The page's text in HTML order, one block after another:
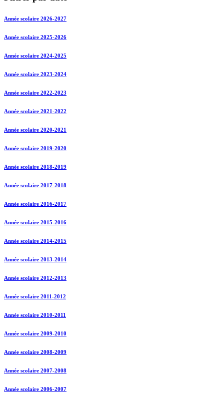
Année scolaire 2026-2027
Année scolaire 2025-2026
Année scolaire 2024-2025
Année scolaire 2023-2024
Année scolaire 2022-2023
Année scolaire 2021-2022
Année scolaire 2020-2021
Année scolaire 2019-2020
Année scolaire 2018-2019
Année scolaire 2017-2018
Année scolaire 2016-2017
Année scolaire 2015-2016
Année scolaire 2014-2015
Année scolaire 2013-2014
Année scolaire 2012-2013
Année scolaire 2011-2012
Année scolaire 2010-2011
Année scolaire 2009-2010
Année scolaire 2008-2009
Année scolaire 2007-2008
Année scolaire 2006-2007